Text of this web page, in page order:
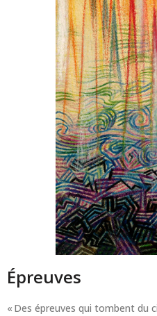
Épreuves
« Des épreuves qui tombent du